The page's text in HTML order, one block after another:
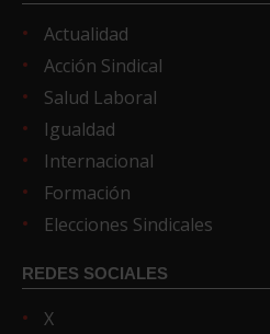
Actualidad
Acción Sindical
Salud Laboral
Igualdad
Internacional
Formación
Elecciones Sindicales
REDES SOCIALES
X